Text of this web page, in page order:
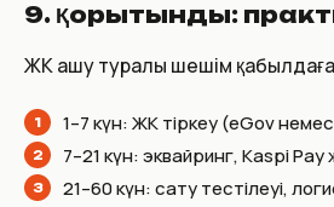
9. Қорытынды:
ЖК ашу туралы шешім
1–7 күн: ЖК тіркеу (eGov
7–21 күн: эквайринг, Kaspi
21–60 күн: сату тестілеуі,